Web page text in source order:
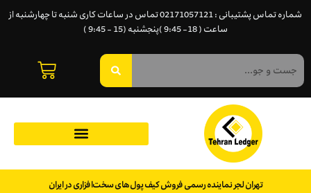
شماره تماس پشتیبانی : 02171057121 تماس در ساعات کاری شنبه تا چهارشنبه از
ساعت ( 18- 9:45 )پنجشنبه (15 - 9:45 )
تهران لجر نماینده رسمی فروش کیف پول‌های سخت‌افزاری در ایران